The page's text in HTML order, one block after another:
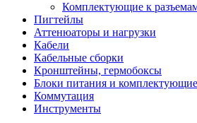
Комплектующие к
Пигтейлы
Аттенюаторы и нагрузки
Кабели
Кабельные сборки
Кронштейны, гермобоксы
Блоки питания и комплектующие
Коммутация
Инструменты